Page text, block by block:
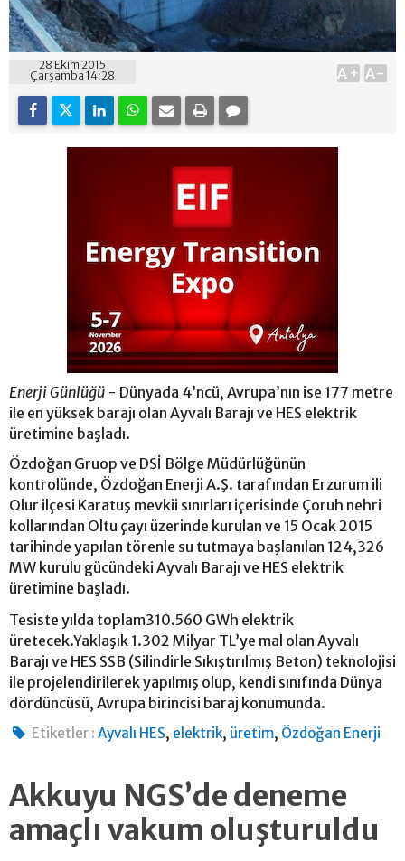
28 Ekim 2015
Çarşamba 14:28
A+ A-
Enerji Günlüğü - Dünyada 4’ncü, Avrupa’nın ise 177 metre
ile en yüksek barajı olan Ayvalı Barajı ve HES elektrik
üretimine başladı.
Özdoğan Gruop ve DSİ Bölge Müdürlüğünün
kontrolünde, Özdoğan Enerji A.Ş. tarafından Erzurum ili
Olur ilçesi Karatuş mevkii sınırları içerisinde Çoruh nehri
kollarından Oltu çayı üzerinde kurulan ve 15 Ocak 2015
tarihinde yapılan törenle su tutmaya başlanılan 124,326
MW kurulu gücündeki Ayvalı Barajı ve HES elektrik
üretimine başladı.
Tesiste yılda toplam310.560 GWh elektrik
üretecek.Yaklaşık 1.302 Milyar TL’ye mal olan Ayvalı
Barajı ve HES SSB (Silindirle Sıkıştırılmış Beton) teknolojisi
ile projelendirilerek yapılmış olup, kendi sınıfında Dünya
dördüncüsü, Avrupa birincisi baraj konumunda.
Etiketler : Ayvalı HES, elektrik, üretim, Özdoğan Enerji
Akkuyu NGS’de deneme
amaçlı vakum oluşturuldu